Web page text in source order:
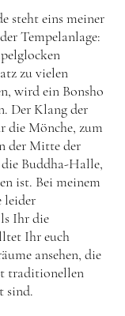
steht eins meiner
Tempelanlage:
zu vielen
wird ein Bonsho
Der Klang der
die Mönche, zum
der Mitte der
Buddha-Halle,
ist. Bei meinem
leider
Ihr die
Ihr euch
ansehen, die
traditionellen
sind.